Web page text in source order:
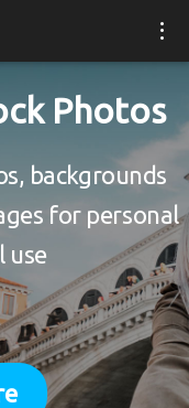
Photos
backgrounds
for personal
use